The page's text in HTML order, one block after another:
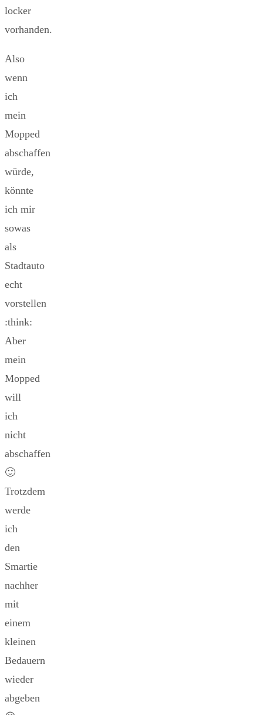
locker
vorhanden.
Also
wenn
ich
mein
Mopped
abschaffen
würde,
könnte
ich mir
sowas
als
Stadtauto
echt
vorstellen
:think:
Aber
mein
Mopped
will
ich
nicht
abschaffen
🙂
Trotzdem
werde
ich
den
Smartie
nachher
mit
einem
kleinen
Bedauern
wieder
abgeben